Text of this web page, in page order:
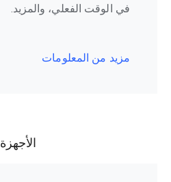
في الوقت الفعلي، والمزيد.
مزيد من المعلومات
الأجهزة